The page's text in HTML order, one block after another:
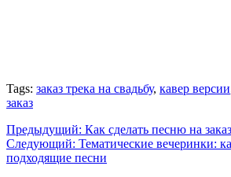
Tags: заказ трека на свадьбу, кавер версии
заказ
Навигация
по
Предыдущий: Предыдущая
запись:
Как сделать песню на
Следующий: Следующая
запись:
Тематические вечеринки:
подходящие песни